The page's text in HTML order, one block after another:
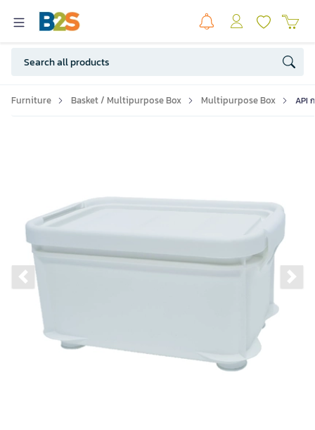
Furniture Basket / Multipurpose Box Multipurpose Box API
Previous slide